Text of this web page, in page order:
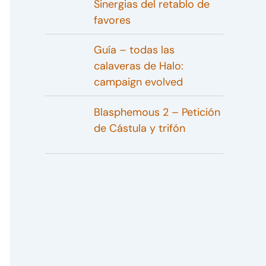
Sinergias del retablo de
favores
Guía – todas las
calaveras de Halo:
campaign evolved
Blasphemous 2 – Petición
de Cástula y trifón